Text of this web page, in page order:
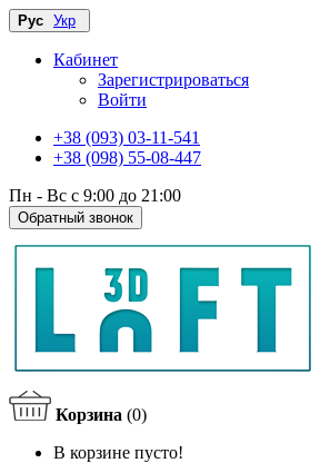
Рус Укр
Кабинет
Зарегистрироваться
Войти
+38 (093) 03-11-541
+38 (098) 55-08-447
Пн - Вс с 9:00 до 21:00
Обратный звонок
Корзина (0)
В корзине пусто!